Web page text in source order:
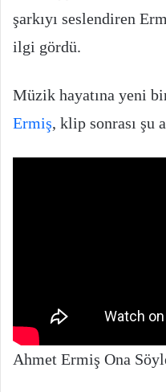
şarkıyı seslendiren
ilgi gördü.
Müzik hayatına yeni
Ermiş, klip sonrası şu
Ahmet Ermiş Ona